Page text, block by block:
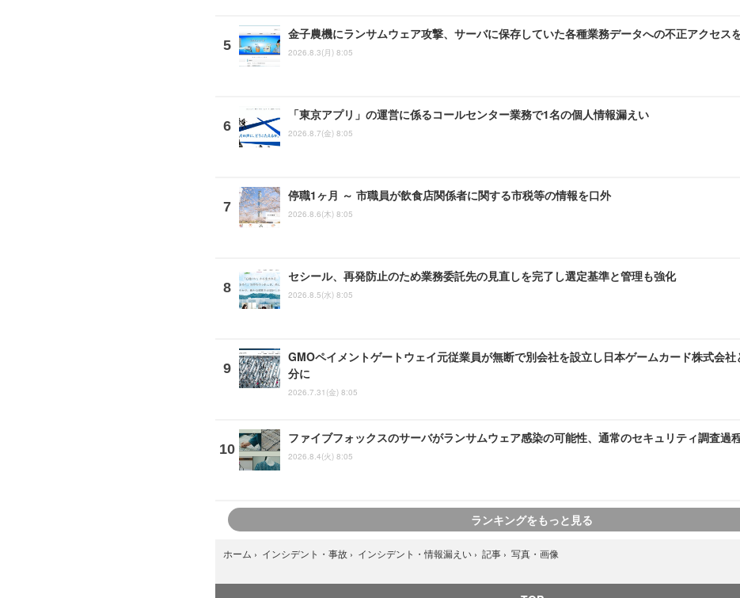
金子農機にランサムウェア攻撃、サーバに保存していた各種業務データへの不正アクセス
2026.8.3(月) 8:05
「東京アプリ」の運営に係るコールセンター業務で1名の個人情報漏えい
2026.8.7(金) 8:05
停職1ヶ月 ～ 市職員が飲食店関係者に関する市税等の情報を口外
2026.8.6(木) 8:05
セシール、再発防止のため業務委託先の見直しを完了し選定基準と管理も強化
2026.8.5(水) 8:05
GMOペイメントゲートウェイ元従業員が無断で別会社を設立し日本ゲームカード株式会
分に
2026.7.31(金) 8:05
ファイブフォックスのサーバがランサムウェア感染の可能性、通常のセキュリティ調査過
2026.8.4(火) 8:05
ランキングをもっと見る
ホーム › インシデント・事故 › インシデント・情報漏えい › 記事 › 写真・画像